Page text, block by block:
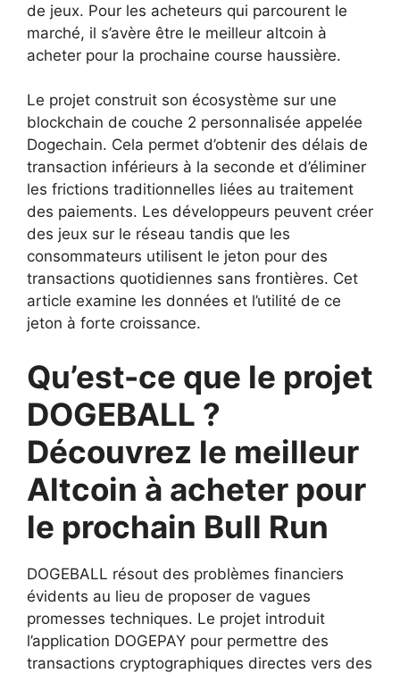
de jeux. Pour les acheteurs qui parcourent le
marché, il s’avère être le meilleur altcoin à
acheter pour la prochaine course haussière.
Le projet construit son écosystème sur une
blockchain de couche 2 personnalisée appelée
Dogechain. Cela permet d’obtenir des délais de
transaction inférieurs à la seconde et d’éliminer
les frictions traditionnelles liées au traitement
des paiements. Les développeurs peuvent créer
des jeux sur le réseau tandis que les
consommateurs utilisent le jeton pour des
transactions quotidiennes sans frontières. Cet
article examine les données et l’utilité de ce
jeton à forte croissance.
Qu’est-ce que le projet
DOGEBALL ?
Découvrez le meilleur
Altcoin à acheter pour
le prochain Bull Run
DOGEBALL résout des problèmes financiers
évidents au lieu de proposer de vagues
promesses techniques. Le projet introduit
l’application DOGEPAY pour permettre des
transactions cryptographiques directes vers des